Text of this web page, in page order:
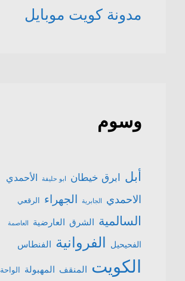
مدونة كويت موبايل
وسوم
أبل ابرق خيطان ابو حليفة الأحمدي
الاحمدي الجابرية الجهراء الرقعي
السالمية الشرق العارضية العاصمة
الفحيحيل الفروانية الفنطاس
الكويت المنقف المهبولة الواحة